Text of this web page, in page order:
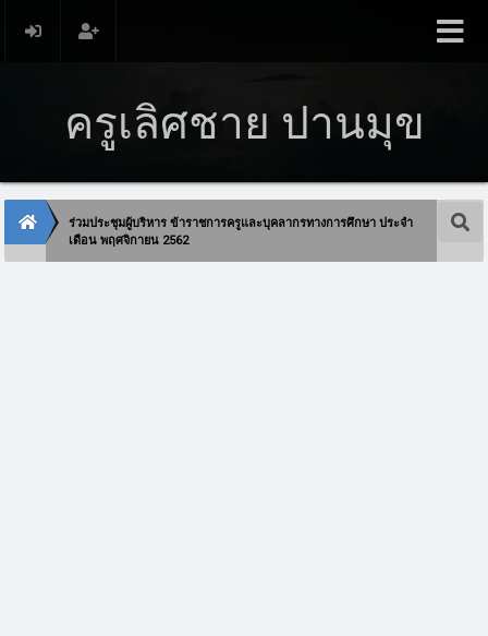
ครูเลิศชาย ปานมุข
ร่วมประชุมผู้บริหาร ข้าราชการครูและบุคลากรทางการศึกษา ประจำ
เดือน พฤศจิกายน 2562